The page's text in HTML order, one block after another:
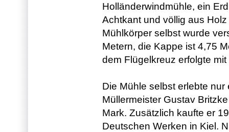
Holländerwindmühle, ein
Achtkant und völlig aus
Mühlkörper selbst wurde
Metern, die Kappe ist 4,75
dem Flügelkreuz erfolgte
Die Mühle selbst erlebte
Müllermeister Gustav
Mark. Zusätzlich kaufte er
Deutschen Werken in Kiel.